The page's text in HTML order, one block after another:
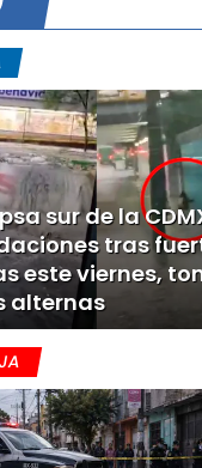
sur de la
tras
este viernes,
alternas